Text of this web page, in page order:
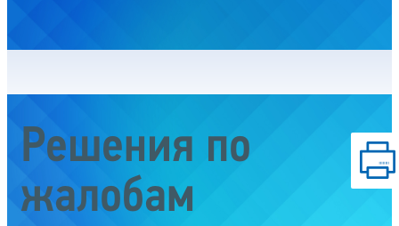
Решения по
жалобам